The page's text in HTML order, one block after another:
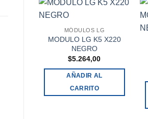
MÓDULOS LG
MODULO LG K5 X220
NEGRO
$5.264,00
AÑADIR AL
CARRITO